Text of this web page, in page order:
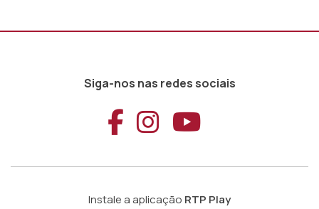
Siga-nos nas redes sociais
Aceder ao
Aceder ao
Aceder
Instale a aplicação RTP Play